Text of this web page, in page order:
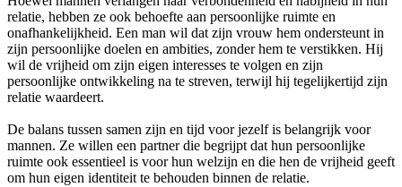
relatie, hebben ze ook behoefte aan persoonlijke ruimte en
onafhankelijkheid. Een man wil dat zijn vrouw hem ondersteunt in
zijn persoonlijke doelen en ambities, zonder hem te verstikken. Hij
wil de vrijheid om zijn eigen interesses te volgen en zijn
persoonlijke ontwikkeling na te streven, terwijl hij tegelijkertijd zijn
relatie waardeert.
De balans tussen samen zijn en tijd voor jezelf is belangrijk voor
mannen. Ze willen een partner die begrijpt dat hun persoonlijke
ruimte ook essentieel is voor hun welzijn en die hen de vrijheid geeft
om hun eigen identiteit te behouden binnen de relatie.